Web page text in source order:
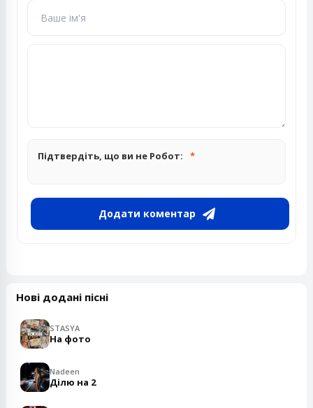
Підтвердіть, що ви не Робот:
Додати коментар
Нові додані пісні
STASYA
На фото
Nadeen
Ділю на 2